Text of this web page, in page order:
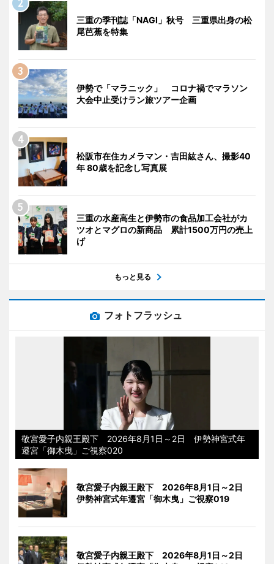
三重の季刊誌「NAGI」秋号 三重県出身の松
尾芭蕉を特集
伊勢で「マラニック」 コロナ禍でマラソン
大会中止受けラン旅ツアー企画
松阪市在住カメラマン・吉田紘さん、撮影40
年 80歳を記念し写真展
三重の水産高生と伊勢市の食品加工会社がカ
ツオとマグロの新商品 累計1500万円の売上
げ
もっと見る
フォトフラッシュ
敬宮愛子内親王殿下 2026年8月1日～2日 伊勢神宮式年
遷宮「御木曳」ご視察020
敬宮愛子内親王殿下 2026年8月1日～2日
伊勢神宮式年遷宮「御木曳」ご視察019
敬宮愛子内親王殿下 2026年8月1日～2日